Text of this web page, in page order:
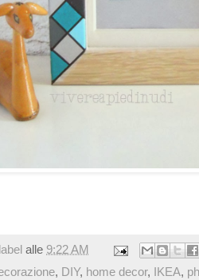
alle 9:22 AM
, DIY, home decor, IKEA,